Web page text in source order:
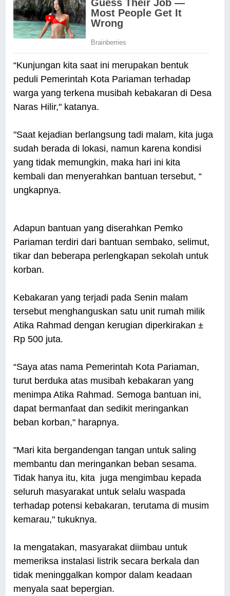
“Kunjungan kita saat ini merupakan bentuk
peduli Pemerintah Kota Pariaman terhadap
warga yang terkena musibah kebakaran di Desa
Naras Hilir," katanya.
"Saat kejadian berlangsung tadi malam, kita juga
sudah berada di lokasi, namun karena kondisi
yang tidak memungkin, maka hari ini kita
kembali dan menyerahkan bantuan tersebut, “
ungkapnya.
Adapun bantuan yang diserahkan Pemko
Pariaman terdiri dari bantuan sembako, selimut,
tikar dan beberapa perlengkapan sekolah untuk
korban.
Kebakaran yang terjadi pada Senin malam
tersebut menghanguskan satu unit rumah milik
Atika Rahmad dengan kerugian diperkirakan ±
Rp 500 juta.
“Saya atas nama Pemerintah Kota Pariaman,
turut berduka atas musibah kebakaran yang
menimpa Atika Rahmad. Semoga bantuan ini,
dapat bermanfaat dan sedikit meringankan
beban korban," harapnya.
"Mari kita bergandengan tangan untuk saling
membantu dan meringankan beban sesama.
Tidak hanya itu, kita juga mengimbau kepada
seluruh masyarakat untuk selalu waspada
terhadap potensi kebakaran, terutama di musim
kemarau," tukuknya.
Ia mengatakan, masyarakat diimbau untuk
memeriksa instalasi listrik secara berkala dan
tidak meninggalkan kompor dalam keadaan
menyala saat bepergian.